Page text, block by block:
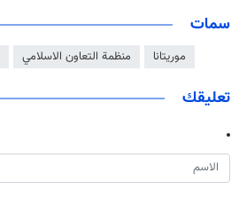
سمات
موریتانا منظمة التعاون الاسلامي
تعليقك